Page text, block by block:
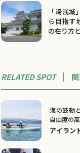
「湯浅
ら目指す
の在り方と
RELATED SPOT
海の鼓動
自由度の
い海をト
アイラン